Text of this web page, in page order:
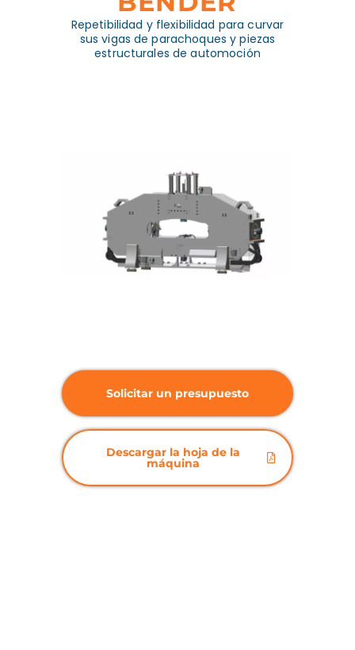
Repetibilidad y flexibilidad para curvar
sus vigas de parachoques y piezas
estructurales de automoción
Solicitar un presupuesto
Descargar la hoja de la
máquina